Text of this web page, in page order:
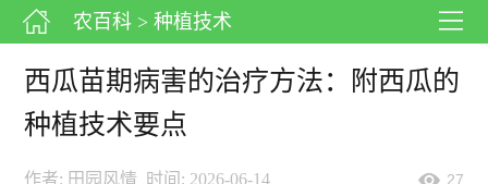
农百科 > 种植技术
西瓜苗期病害的治疗方法：附西瓜的
种植技术要点
作者: 田园风情 时间: 2026-06-14 27